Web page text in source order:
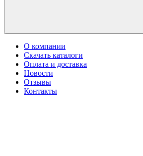
О компании
Скачать каталоги
Оплата и доставка
Новости
Отзывы
Контакты